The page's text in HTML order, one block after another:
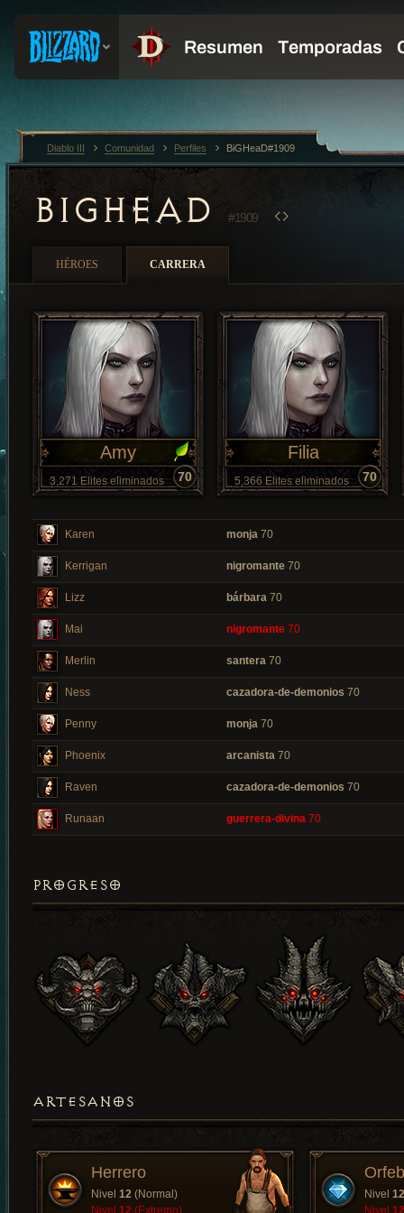
BIGHEAD #1909
HÉROES CARRERA
Amy
3,271 Elites eliminados 70
Filia
5,366 Elites eliminados 70
Karen monja 70
Kerrigan nigromante 70
Lizz bárbara 70
Mai nigromante 70
Merlin santera 70
Ness cazadora-de-demonios 70
Penny monja 70
Phoenix arcanista 70
Raven cazadora-de-demonios 70
Runaan guerrera-divina 70
PROGRESO
ARTESANOS
Herrero
Nivel 12 (Normal)
Nivel 12 (Extremo)
Nivel 12
Nivel 12
Diablo III Comunidad Perfiles BiGHeaD#1909